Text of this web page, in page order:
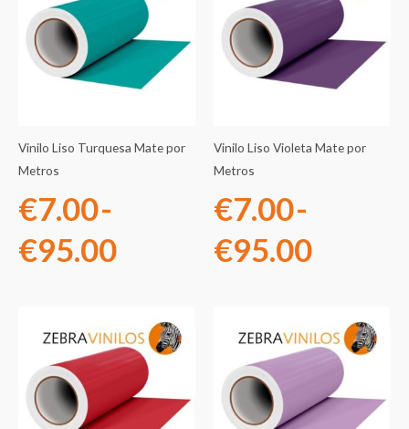
Vinilo Liso Turquesa Mate por
Metros
€7.00-
€95.00
de
precios:
desde
Vinilo Liso Violeta Mate por
Metros
€7.00-
€95.00
de
desde
Rango
de
precios:
Rango
de